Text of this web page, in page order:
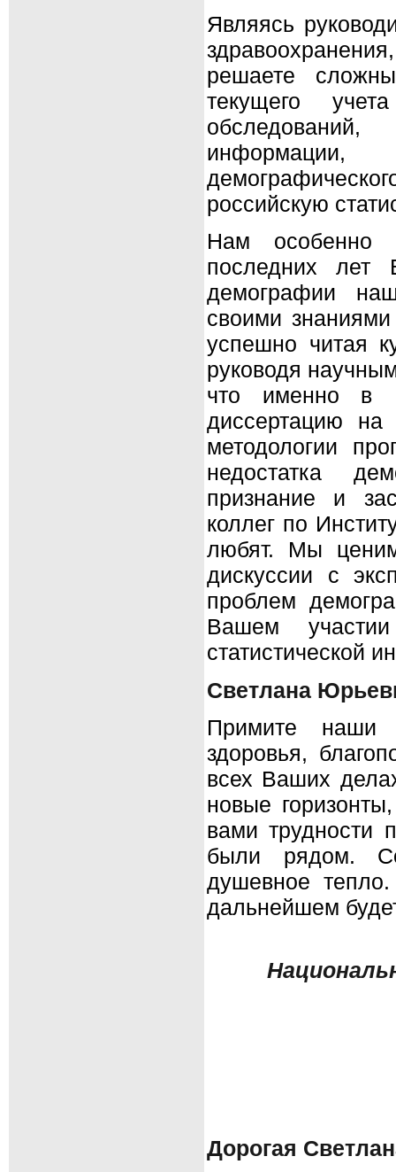
Являясь
решаете
текущего
российскую
Нам особенно
последних лет
демографии
своими
успешно читая
руководя
что именно в
диссертацию на
методологии
недостатка
признание и
коллег по
любят. Мы
дискуссии с
проблем
Вашем
статистической
Светлана
Примите наши
здоровья,
всех Ваших
новые
вами трудности
были рядом.
душевное
дальнейшем
Дорогая